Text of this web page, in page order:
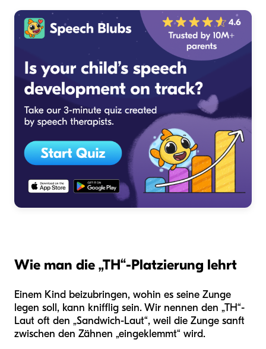
Wie man die „TH“-Platzierung lehrt
Einem Kind beizubringen, wohin es seine Zunge
legen soll, kann knifflig sein. Wir nennen den „TH“-
Laut oft den „Sandwich-Laut“, weil die Zunge sanft
zwischen den Zähnen „eingeklemmt“ wird.